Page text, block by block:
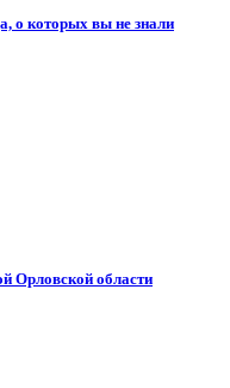
о которых вы не знали
Орловской области